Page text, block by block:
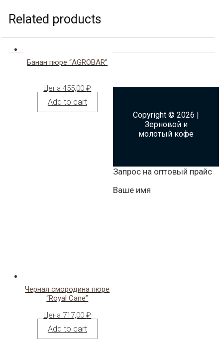
Related products
Банан пюре “AGROBAR”
Цена455,00₽
Add to cart
Черная смородина пюре
“Royal Cane”
Цена 717,00₽
Add to cart
Copyright © 2026 |
Зерновой и
молотый кофе
Запрос на оптовый прайс
Ваше имя